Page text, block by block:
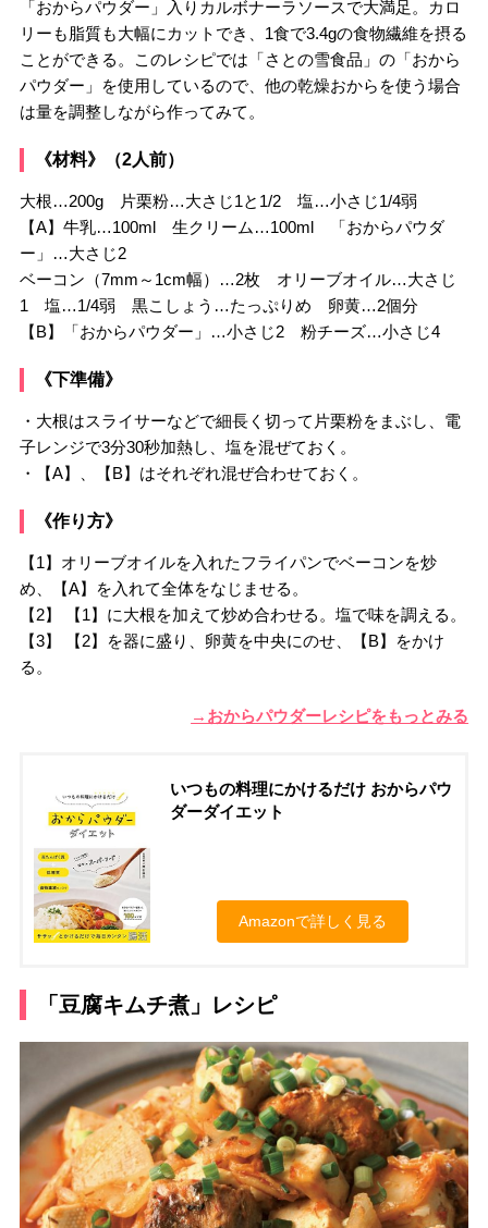
「おからパウダー」入りカルボナーラソースで大満足。カロ
リーも脂質も大幅にカットでき、1食で3.4gの食物繊維を摂る
ことができる。このレシピでは「さとの雪食品」の「おから
パウダー」を使用しているので、他の乾燥おからを使う場合
は量を調整しながら作ってみて。
《材料》（2人前）
大根…200g 片栗粉…大さじ1と1/2 塩…小さじ1/4弱
【A】牛乳…100ml 生クリーム…100ml 「おからパウダ
ー」…大さじ2
ベーコン（7mm～1cm幅）…2枚 オリーブオイル…大さじ
1 塩…1/4弱 黒こしょう…たっぷりめ 卵黄…2個分
【B】「おからパウダー」…小さじ2 粉チーズ…小さじ4
《下準備》
・大根はスライサーなどで細長く切って片栗粉をまぶし、電
子レンジで3分30秒加熱し、塩を混ぜておく。
・【A】、【B】はそれぞれ混ぜ合わせておく。
《作り方》
【1】オリーブオイルを入れたフライパンでベーコンを炒
め、【A】を入れて全体をなじませる。
【2】 【1】に大根を加えて炒め合わせる。塩で味を調える。
【3】 【2】を器に盛り、卵黄を中央にのせ、【B】をかけ
る。
→おからパウダーレシピをもっとみる
いつもの料理にかけるだけ おからパウ
ダーダイエット
Amazonで詳しく見る
「豆腐キムチ煮」レシピ